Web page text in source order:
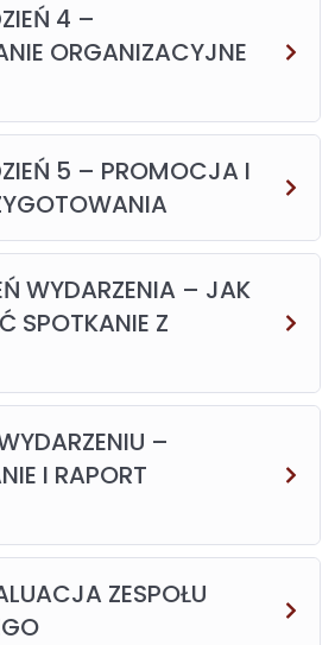
4 –
ORGANIZACYJNE
5 – PROMOCJA I
WYDARZENIA – JAK
SPOTKANIE Z
–
I RAPORT
ZESPOŁU